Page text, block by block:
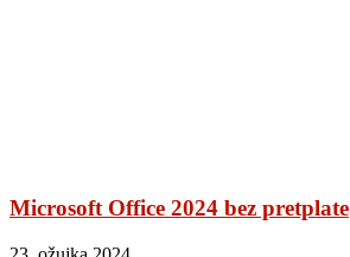
Microsoft Office 2024 bez pretplate